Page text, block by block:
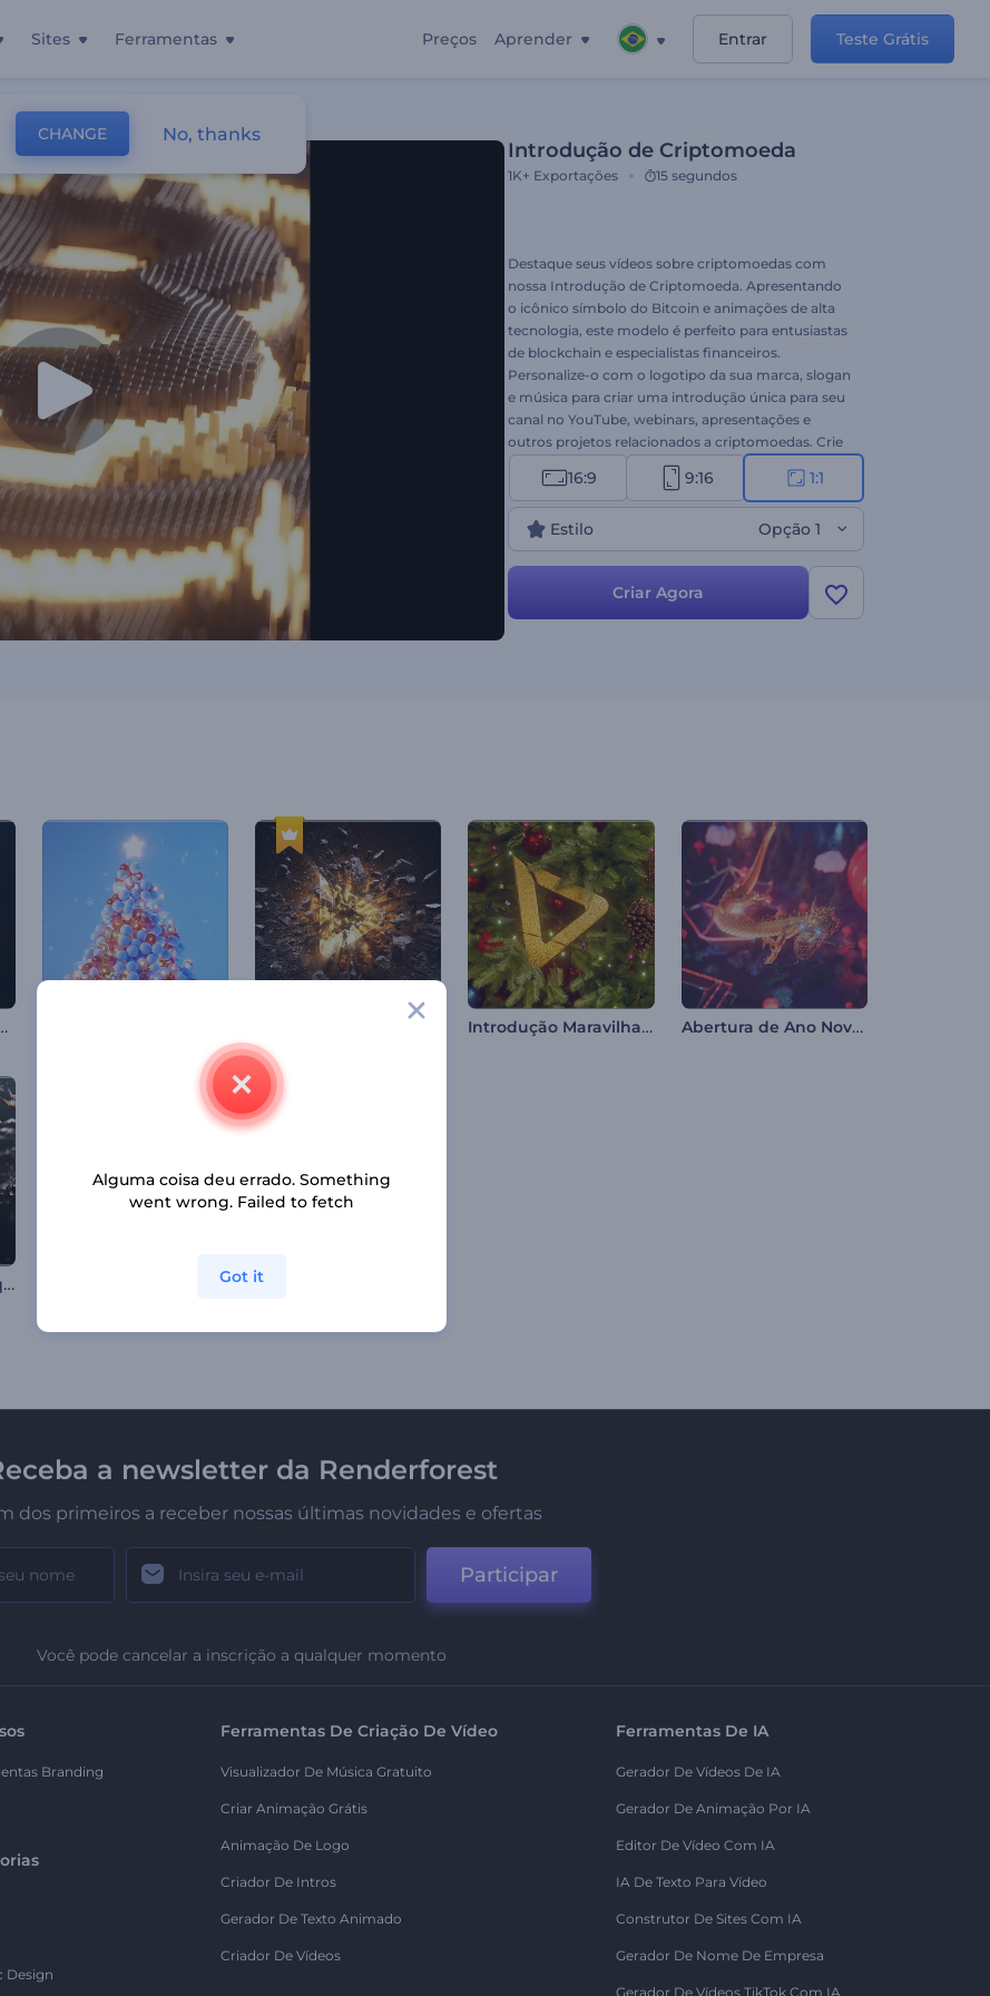
Sites Ferramentas Preços Aprender Entrar Teste Grátis
Introdução de Criptomoeda
1K+ Exportações 15 segundos
Destaque seus vídeos sobre criptomoedas com
nossa Introdução de Criptomoeda. Apresentando
o icônico símbolo do Bitcoin e animações de alta
tecnologia, este modelo é perfeito para entusiastas
de blockchain e especialistas financeiros.
Personalize-o com o logotipo da sua marca, slogan
e música para criar uma introdução única para seu
canal no YouTube, webinars, apresentações e
outros projetos relacionados a criptomoedas. Crie
agora e deixe sua marca na indústria de
criptomoedas!
16:9 9:16 1:1
Estilo Opção 1
Criar Agora
Rápidas Introdução Maravilhas de Natal Abertura de Ano Novo Chinês
Intro de Respingo Líquido Flamejante Revelação de Logo com Ondas de Partículas
a newsletter da Renderforest
dos primeiros a receber nossas últimas novidades e ofertas
Participar
Você pode cancelar a inscrição a qualquer momento
Branding
Design
Ferramentas De Criação De Vídeo
Visualizador De Música Gratuito
Criar Animação Grátis
Animação De Logo
Criador De Intros
Gerador De Texto Animado
Criador De Vídeos
Ferramentas De IA
Gerador De Vídeos De IA
Gerador De Animação Por IA
Editor De Vídeo Com IA
IA De Texto Para Vídeo
Construtor De Sites Com IA
Gerador De Nome De Empresa
Gerador De Vídeos TikTok Com IA
CHANGE No, thanks
Alguma coisa deu errado. Something
went wrong. Failed to fetch
Got it